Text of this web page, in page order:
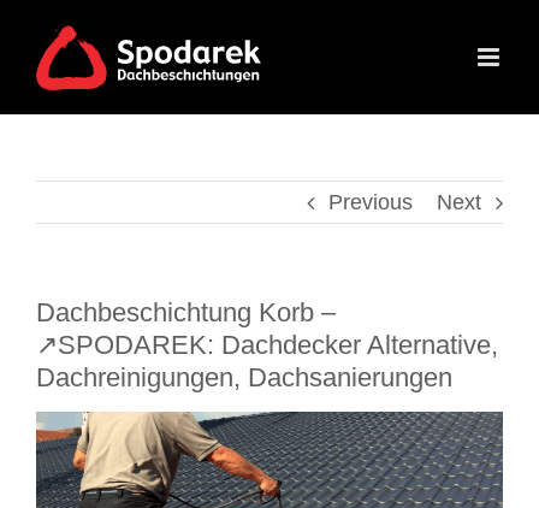
content
Previous Next
Dachbeschichtung Korb –
↗️SPODAREK: Dachdecker Alternative,
Dachreinigungen, Dachsanierungen